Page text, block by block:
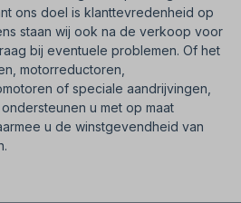
ons doel is klanttevredenheid op
staan wij ook na de verkoop voor
bij eventuele problemen. Of het
motorreductoren,
of speciale aandrijvingen,
u met op maat
u de winstgevendheid van